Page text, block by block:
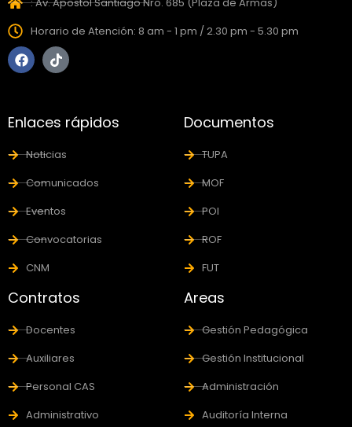
Horario de Atención: 8 am - 1 pm / 2.30 pm - 5.30 pm
Enlaces rápidos
Noticias
Comunicados
Eventos
Convocatorias
CNM
Documentos
TUPA
MOF
POI
ROF
FUT
Contratos
Docentes
Auxiliares
Personal CAS
Administrativo
Areas
Gestión Pedagógica
Gestión Institucional
Administración
Auditoría Interna